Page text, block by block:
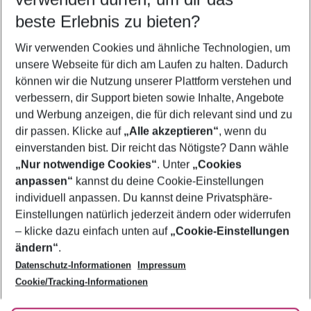
5-8 Nächte
2 Erwachsene Keine Kinder
Mehr Filter anzeigen
Footer
Footer navigation
Über uns
AGB
Bestpreisgarantie
Cookie-Einstellungen ändern
Cookie-Richtlinie
Agenturbetreuung
Barrierefreies Reisen
Folge uns
beste Erlebnis zu bieten?
Wir verwenden Cookies und ähnliche Technologien, um
unsere Webseite für dich am Laufen zu halten. Dadurch
können wir die Nutzung unserer Plattform verstehen und
verbessern, dir Support bieten sowie Inhalte, Angebote
und Werbung anzeigen, die für dich relevant sind und zu
dir passen. Klicke auf „Alle akzeptieren“, wenn du
einverstanden bist. Dir reicht das Nötigste? Dann wähle
„Nur notwendige Cookies“. Unter „Cookies
anpassen“ kannst du deine Cookie-Einstellungen
individuell anpassen. Du kannst deine Privatsphäre-
Einstellungen natürlich jederzeit ändern oder widerrufen
– klicke dazu einfach unten auf „Cookie-Einstellungen
ändern“.
Datenschutz-Informationen
Impressum
Cookie/Tracking-Informationen